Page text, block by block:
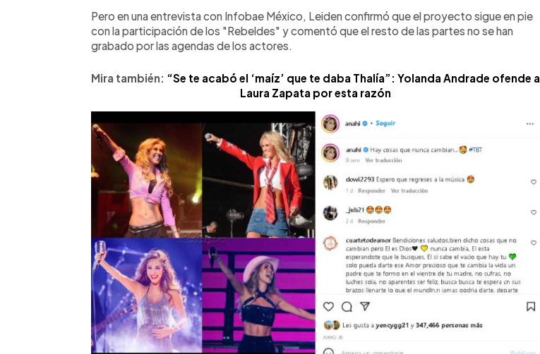
Pero en una entrevista con Infobae México, Leiden confirmó que el proyecto sigue en pie
con la participación de los "Rebeldes" y comentó que el resto de las partes no se han
grabado por las agendas de los actores.
Mira también: “Se te acabó el ‘maíz’ que te daba Thalía”: Yolanda Andrade ofende a
Laura Zapata por esta razón